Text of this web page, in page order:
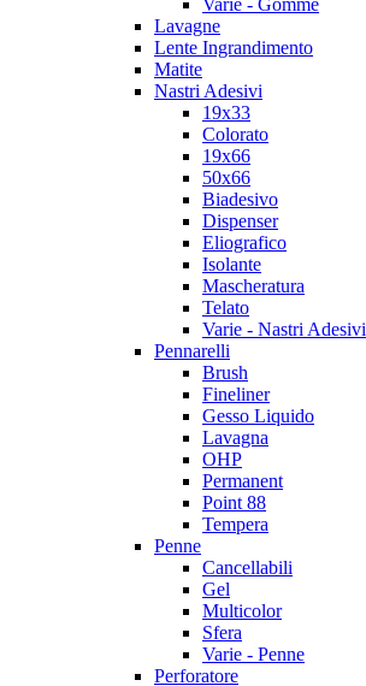
Varie - Gomme
Lavagne
Lente Ingrandimento
Matite
Nastri Adesivi
19x33
Colorato
19x66
50x66
Biadesivo
Dispenser
Eliografico
Isolante
Mascheratura
Telato
Varie - Nastri Adesivi
Pennarelli
Brush
Fineliner
Gesso Liquido
Lavagna
OHP
Permanent
Point 88
Tempera
Penne
Cancellabili
Gel
Multicolor
Sfera
Varie - Penne
Perforatore